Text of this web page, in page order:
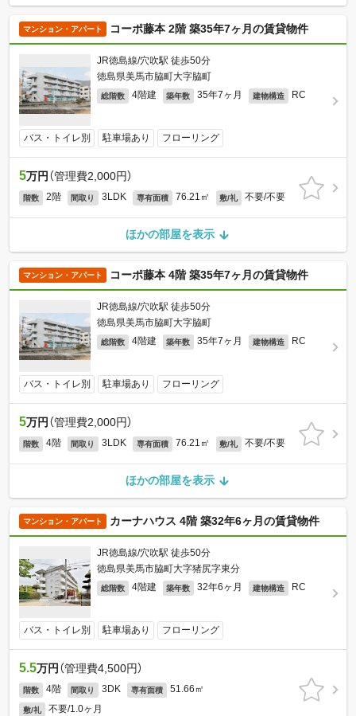
マンション・アパート コーポ藤本 2階 築35年7ヶ月の賃貸物件
JR徳島線/穴吹駅 徒歩50分
徳島県美馬市脇町大字脇町
総階数 4階建 築年数 35年7ヶ月 建物構造 RC
バス・トイレ別 駐車場あり フローリング
5万円 （管理費2,000円）
階数 2階 間取り 3LDK 専有面積 76.21㎡ 敷/礼 不要/不要
ほかの部屋を表示
マンション・アパート コーポ藤本 4階 築35年7ヶ月の賃貸物件
JR徳島線/穴吹駅 徒歩50分
徳島県美馬市脇町大字脇町
総階数 4階建 築年数 35年7ヶ月 建物構造 RC
バス・トイレ別 駐車場あり フローリング
5万円 （管理費2,000円）
階数 4階 間取り 3LDK 専有面積 76.21㎡ 敷/礼 不要/不要
ほかの部屋を表示
マンション・アパート カーナハウス 4階 築32年6ヶ月の賃貸物件
JR徳島線/穴吹駅 徒歩50分
徳島県美馬市脇町大字猪尻字東分
総階数 4階建 築年数 32年6ヶ月 建物構造 RC
バス・トイレ別 駐車場あり フローリング
5.5万円 （管理費4,500円）
階数 4階 間取り 3DK 専有面積 51.66㎡
敷/礼 不要/1.0ヶ月